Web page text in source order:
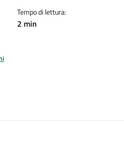
Tempo di lettura:
2 min